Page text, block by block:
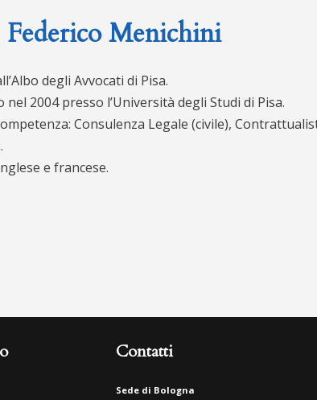
Menichini
degli Avvocati di Pisa.
nel 2004 presso l’Università degli Studi di Pisa.
Consulenza Legale (civile),
e francese.
Contatti
Sede di Bologna